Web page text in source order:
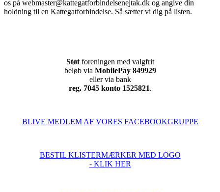
os på webmaster@kattegatforbindelsenejtak.dk og angive din
holdning til en Kattegatforbindelse. Så sætter vi dig på listen.
Støtforeningen med valgfrit
beløb via MobilePay 849929
eller via bank
reg. 7045 konto 1525821.
BLIVE MEDLEM AF VORES FACEBOOKGRUPPE
BESTIL KLISTERMÆRKER MED LOGO
- KLIK HER